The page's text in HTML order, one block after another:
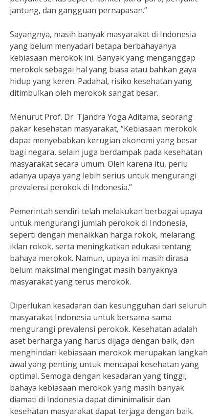
jantung, dan gangguan pernapasan.”
Sayangnya, masih banyak masyarakat di Indonesia
yang belum menyadari betapa berbahayanya
kebiasaan merokok ini. Banyak yang menganggap
merokok sebagai hal yang biasa atau bahkan gaya
hidup yang keren. Padahal, risiko kesehatan yang
ditimbulkan oleh merokok sangat besar.
Menurut Prof. Dr. Tjandra Yoga Aditama, seorang
pakar kesehatan masyarakat, “Kebiasaan merokok
dapat menyebabkan kerugian ekonomi yang besar
bagi negara, selain juga berdampak pada kesehatan
masyarakat secara umum. Oleh karena itu, perlu
adanya upaya yang lebih serius untuk mengurangi
prevalensi perokok di Indonesia.”
Pemerintah sendiri telah melakukan berbagai upaya
untuk mengurangi jumlah perokok di Indonesia,
seperti dengan menaikkan harga rokok, melarang
iklan rokok, serta meningkatkan edukasi tentang
bahaya merokok. Namun, upaya ini masih dirasa
belum maksimal mengingat masih banyaknya
masyarakat yang terus merokok.
Diperlukan kesadaran dan kesungguhan dari seluruh
masyarakat Indonesia untuk bersama-sama
mengurangi prevalensi perokok. Kesehatan adalah
aset berharga yang harus dijaga dengan baik, dan
menghindari kebiasaan merokok merupakan langkah
awal yang penting untuk mencapai kesehatan yang
optimal. Semoga dengan kesadaran yang tinggi,
bahaya kebiasaan merokok yang masih banyak
diamati di Indonesia dapat diminimalisir dan
kesehatan masyarakat dapat terjaga dengan baik.